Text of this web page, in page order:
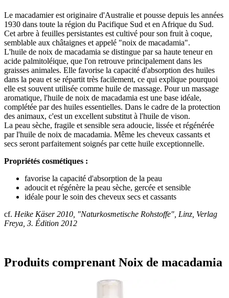
Le macadamier est originaire d'Australie et pousse depuis les années
1930 dans toute la région du Pacifique Sud et en Afrique du Sud.
Cet arbre à feuilles persistantes est cultivé pour son fruit à coque,
semblable aux châtaignes et appelé "noix de macadamia".
L'huile de noix de macadamia se distingue par sa haute teneur en
acide palmitoléique, que l'on retrouve principalement dans les
graisses animales. Elle favorise la capacité d'absorption des huiles
dans la peau et se répartit très facilement, ce qui explique pourquoi
elle est souvent utilisée comme huile de massage. Pour un massage
aromatique, l'huile de noix de macadamia est une base idéale,
complétée par des huiles essentielles. Dans le cadre de la protection
des animaux, c'est un excellent substitut à l'huile de vison.
La peau sèche, fragile et sensible sera adoucie, lissée et régénérée
par l'huile de noix de macadamia. Même les cheveux cassants et
secs seront parfaitement soignés par cette huile exceptionnelle.
Propriétés cosmétiques :
favorise la capacité d'absorption de la peau
adoucit et régénère la peau sèche, gercée et sensible
idéale pour le soin des cheveux secs et cassants
cf. Heike Käser 2010, "Naturkosmetische Rohstoffe", Linz, Verlag
Freya, 3. Édition 2012
Produits comprenant Noix de macadamia